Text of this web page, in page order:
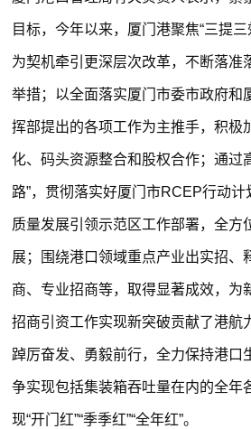
目标，今年以来，厦门港聚焦“三提
为契机牵引更深层次改革，不断落准
举措；以全面落实厦门市委市政府和
挥部提出的各项工作为主推手，积极
化、码头资源整合和股权合作；通过
路”，贯彻落实好厦门市RCEP行动
质量发展引领示范区工作部署，全方
展；围绕港口领域重点产业出实招、
商、专业招商等，取得显著成效，为
招商引资工作实现新突破贡献了港航
踔厉奋发、勇毅前行，全力保持港口
争实现包括集装箱吞吐量在内的全年
现“开门红”“季季红”“全年红”。